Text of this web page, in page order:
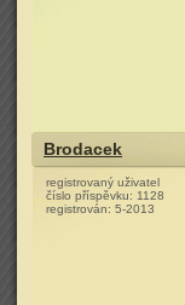
Brodacek
registrovaný uživatel
číslo příspěvku: 1128
registrován: 5-2013